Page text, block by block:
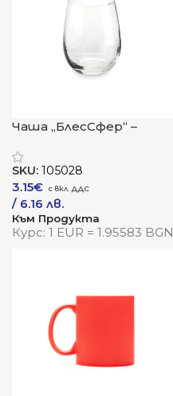
Чаша „БлесСфер“ –
коктейлни моменти
SKU: 105028
3.15€
/ 6.16 лв.
Към Продукта
Курс: 1 EUR = 1.95583 BGN